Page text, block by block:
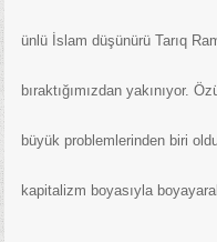
ünlü İslam düşünürü Tarıq
bıraktığımızdan yakınıyor.
büyük problemlerinden biri
kapitalizm boyasıyla